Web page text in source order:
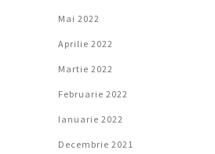
Mai 2022
Aprilie 2022
Martie 2022
Februarie 2022
Ianuarie 2022
Decembrie 2021